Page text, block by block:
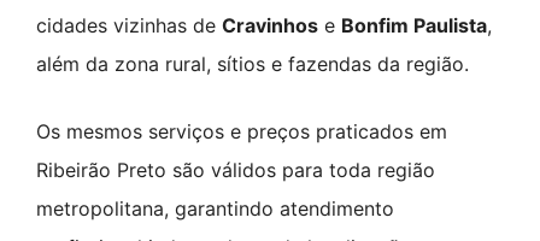
cidades vizinhas de Cravinhos e Bonfim Paulista,
além da zona rural, sítios e fazendas da região.
Os mesmos serviços e preços praticados em
Ribeirão Preto são válidos para toda região
metropolitana, garantindo atendimento